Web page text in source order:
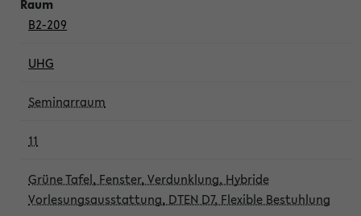
B2-209
UHG
Seminarraum
11
Grüne Tafel, Fenster, Verdunklung, Hybride
Vorlesungsausstattung, DTEN D7, Flexible Bestuhlung